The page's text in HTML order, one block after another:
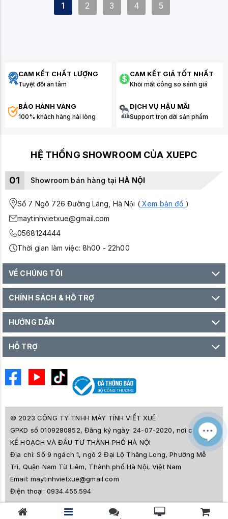
1 2 3 4 5
CAM KẾT CHẤT LƯỢNG
Tuyệt đối an tâm
CAM KẾT GIÁ TỐT NHẤT
Khỏi mất công so sánh giá
BẢO HÀNH VÀNG
100% khách hàng hài lòng
DỊCH VỤ HẬU MÃI
Support trọn đời sản phẩm
HỆ THỐNG SHOWROOM CỦA XUEPC
01 Showroom bán hàng tại HÀ NỘI
Số 7 Ngõ 726 Đường Láng, Hà Nội (Xem bản đồ )
maytinhvietxue@gmail.com
0568124444
Thời gian làm việc: 8h00 - 22h00
VỀ CHÚNG TÔI
CHÍNH SÁCH & HỖ TRỢ
HƯỚNG DẪN
HỖ TRỢ
© 2023 CÔNG TY TNHH MÁY TÍNH VIẾT XUÊ
GPKD số 0109280852, Đăng ký ngày: 24-07-2020, nơi cấp SỞ
KẾ HOẠCH VÀ ĐẦU TƯ THÀNH PHỐ HÀ NỘI
Địa chỉ:Số 9 ngách 1, ngõ 2 Đại Lộ Thăng Long, Phường Mễ
Trì, Quận Nam Từ Liêm, Thành phố Hà Nội, Việt Nam
Email:maytinhvietxue@gmail.com
Điện thoại: 0934.455.594